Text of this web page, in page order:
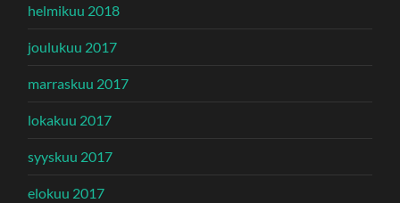
helmikuu 2018
joulukuu 2017
marraskuu 2017
lokakuu 2017
syyskuu 2017
elokuu 2017